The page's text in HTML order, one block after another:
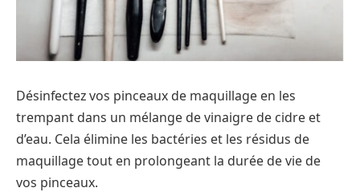
Désinfectez vos pinceaux de maquillage en les
trempant dans un mélange de vinaigre de cidre et
d’eau. Cela élimine les bactéries et les résidus de
maquillage tout en prolongeant la durée de vie de
vos pinceaux.